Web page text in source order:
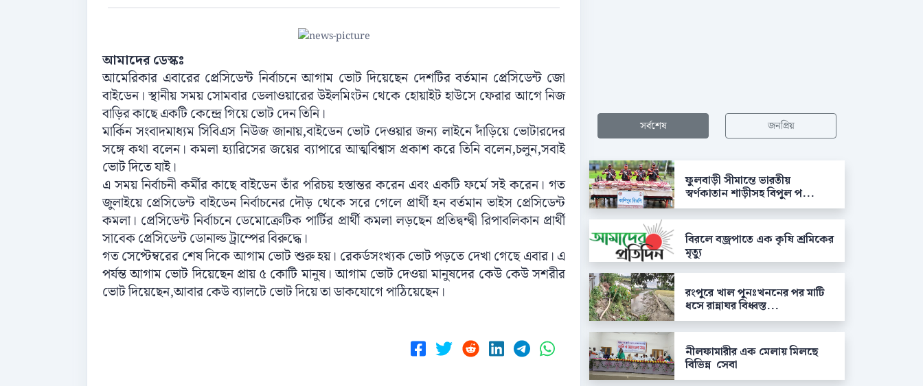
আমাদেরডেস্কঃ
আমেরিকার এবারের প্রেসিডেন্ট নির্বাচনে আগাম ভোট দিয়েছেন দেশটির বর্তমান প্রেসিডেন্ট জো
বাইডেন। স্থানীয়সময় সোমবার ডেলাওয়ারেরউইলমিংটনথেকে হোয়াইটহাউসেফেরারআগেনিজ
বাড়িরকাছেএকটিকেন্দ্রেগিয়েভোটদেনতিনি।
মার্কিন সংবাদমাধ্যম সিবিএস নিউজ জানায়,বাইডেন ভোট দেওয়ার জন্য লাইনে দাঁড়িয়ে ভোটারদের
সঙ্গেকথা বলেন। কমলা হ্যারিসেরজয়েরব্যাপারেআত্মবিশ্বাস প্রকাশকরেতিনিবলেন,চলুন,সবাই
ভোটদিতেযাই।
এ সময়নির্বাচনী কর্মীরকাছেবাইডেনতাঁরপরিচয়হস্তান্তরকরেন এবং একটিফর্মেসইকরেন। গত
জুলাইয়ে প্রেসিডেন্ট বাইডেন নির্বাচনের দৌড় থেকে সরে গেলে প্রার্থী হন বর্তমান ভাইস প্রেসিডেন্ট
কমলা। প্রেসিডেন্ট নির্বাচনে ডেমোক্রেটিক পার্টির প্রার্থীকমলা লড়ছেন প্রতিদ্বন্দ্বী রিপাবলিকান প্রার্থী
সাবেকপ্রেসিডেন্টডোনাল্ডট্রাম্পেরবিরুদ্ধে।
গতসেপ্টেম্বরেরশেষদিকেআগামভোটশুরুহয়। রেকর্ডসংখ্যকভোটপড়তেদেখাগেছেএবার।এ
পর্যন্তআগামভোটদিয়েছেন প্রায়৫ কোটিমানুষ।আগাম ভোটদেওয়া মানুষদের কেউ কেউসশরীর
ভোটদিয়েছেন,আবারকেউব্যালটেভোটদিয়েতাডাকযোগেপাঠিয়েছেন।
সর্বশেষ জনপ্রিয়
ফুলবাড়ী সীমান্তে ভারতীয়
স্বর্ণকাতান শাড়ীসহ বিপুল প...
বিরলে বজ্রপাতে এক কৃষি শ্রমিকের
মৃত্যু
রংপুরে খাল পুনঃখননের পর মাটি
ধসে রান্নাঘর বিধ্বস্ত...
নীলফামারীর এক মেলায় মিলছে
বিভিন্ন সেবা